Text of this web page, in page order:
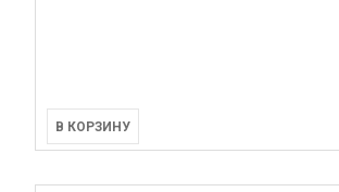
В КОРЗИНУ